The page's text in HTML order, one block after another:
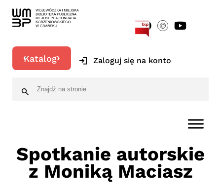
Katalog Zaloguj się na konto
Spotkanie autorskie
z Moniką Maciasz